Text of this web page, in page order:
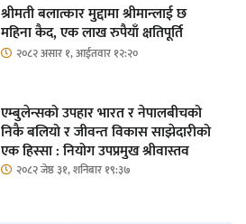
श्रीमती बलात्कार मुद्दामा श्रीमान्लाई छ
महिना कैद, एक लाख रुपैयाँ क्षतिपूर्ति
२०८२ असार १, आईतवार १२:२०
एम्बुलेन्सको उपहार भारत र नेपालबीचको
निकै बलियो र जीवन्त विकास साझेदारीको
एक हिस्सा : नियोग उपप्रमुख श्रीवास्तव
२०८२ जेष्ठ ३१, शनिबार १९:३७